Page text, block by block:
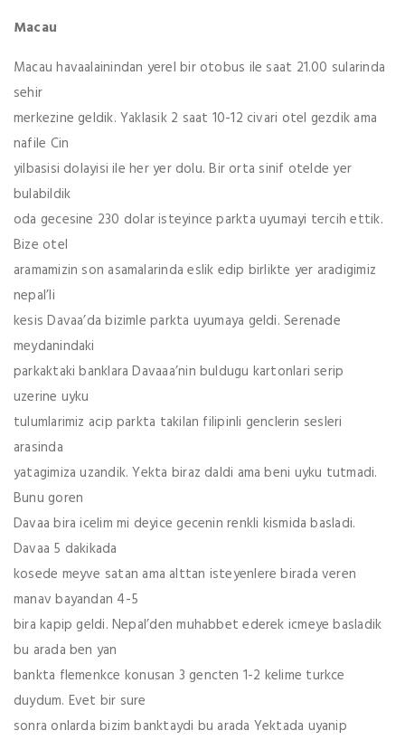
Macau
Macau havaalainindan yerel bir otobus ile saat 21.00 sularinda
sehir
merkezine geldik. Yaklasik 2 saat 10-12 civari otel gezdik ama
nafile Cin
yilbasisi dolayisi ile her yer dolu. Bir orta sinif otelde yer
bulabildik
oda gecesine 230 dolar isteyince parkta uyumayi tercih ettik.
Bize otel
aramamizin son asamalarinda eslik edip birlikte yer aradigimiz
nepal’li
kesis Davaa’da bizimle parkta uyumaya geldi. Serenade
meydanindaki
parkaktaki banklara Davaaa’nin buldugu kartonlari serip
uzerine uyku
tulumlarimiz acip parkta takilan filipinli genclerin sesleri
arasinda
yatagimiza uzandik. Yekta biraz daldi ama beni uyku tutmadi.
Bunu goren
Davaa bira icelim mi deyice gecenin renkli kismida basladi.
Davaa 5 dakikada
kosede meyve satan ama alttan isteyenlere birada veren
manav bayandan 4-5
bira kapip geldi. Nepal’den muhabbet ederek icmeye basladik
bu arada ben yan
bankta flemenkce konusan 3 gencten 1-2 kelime turkce
duydum. Evet bir sure
sonra onlarda bizim banktaydi bu arada Yektada uyanip